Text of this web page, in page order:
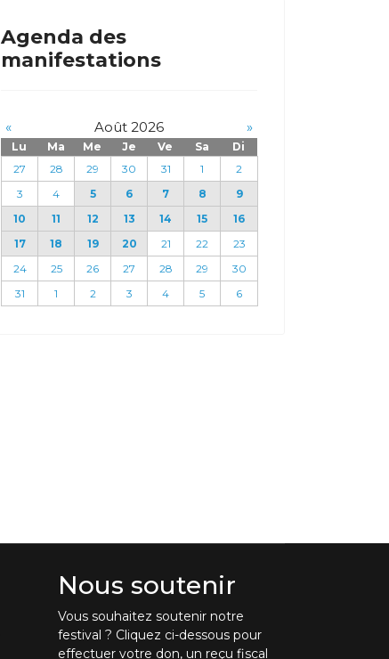
Agenda des
manifestations
« Août 2026 »
Lu Ma Me Je Ve Sa
Di
27
28 29 30 31 1
2
3
4 5 6 7 8
9
10
11 12 13 14 15
16
17
18 19 20 21 22
23
24
25 26 27 28 29
30
31
1 2 3 4 5 6
Nous soutenir
Vous souhaitez soutenir notre
festival ? Cliquez ci-dessous pour
effectuer votre don, un reçu fiscal